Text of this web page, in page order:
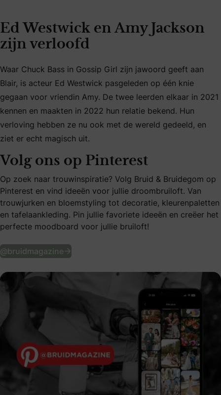
Ed Westwick en Amy Jackson
zijn verloofd
Waar Chuck Bass in Gossip Girl zijn jawoord geeft aan
Blair, is acteur Ed Westwick pasgeleden op één knie
gegaan voor vriendin Amy. De twee leerden elkaar in 2021
kennen en maakten in 2022 hun relatie bekend. Hun
verloving hebben ze nu ook met de wereld gedeeld, en
ziet er echt magisch uit.
Volg ons op Pinterest
Op zoek naar trouwinspiratie? Volg Bruid & Bruidegom op
Pinterest en vind ideeën voor jullie droombruiloft. Van
trouwjurken en bloemstyling tot decoratie, kleurenpaletten
en tafelaankleding. Pin jullie favoriete ideeën en creëer het
perfecte moodboard voor jullie bruiloft!
@bruidmagazine Volg ons op Pinterest